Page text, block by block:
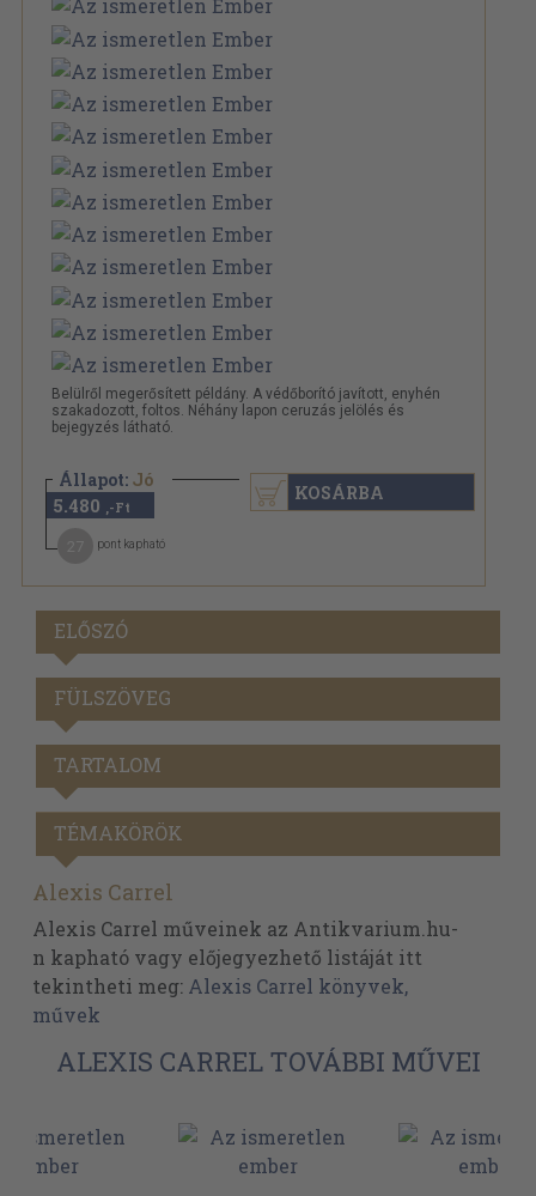
Belülről megerősített példány. A védőborító javított, enyhén
szakadozott, foltos. Néhány lapon ceruzás jelölés és
bejegyzés látható.
Állapot: Jó
5.480 ,-Ft
pont kapható
KOSÁRBA
ELŐSZÓ
FÜLSZÖVEG
TARTALOM
TÉMAKÖRÖK
Alexis Carrel
Alexis Carrel műveinek az Antikvarium.hu-
n kapható vagy előjegyezhető listáját itt
tekintheti meg: Alexis Carrel könyvek,
művek
ALEXIS CARREL TOVÁBBI MŰVEI